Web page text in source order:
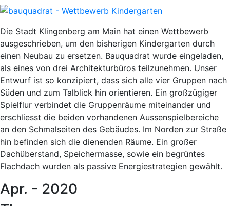
Die Stadt Klingenberg am Main hat einen Wettbewerb
ausgeschrieben, um den bisherigen Kindergarten durch
einen Neubau zu ersetzen. Bauquadrat wurde eingeladen,
als eines von drei Architekturbüros teilzunehmen. Unser
Entwurf ist so konzipiert, dass sich alle vier Gruppen nach
Süden und zum Talblick hin orientieren. Ein großzügiger
Spielflur verbindet die Gruppenräume miteinander und
erschliesst die beiden vorhandenen Aussenspielbereiche
an den Schmalseiten des Gebäudes. Im Norden zur Straße
hin befinden sich die dienenden Räume. Ein großer
Dachüberstand, Speichermasse, sowie ein begrüntes
Flachdach wurden als passive Energiestrategien gewählt.
Apr. - 2020